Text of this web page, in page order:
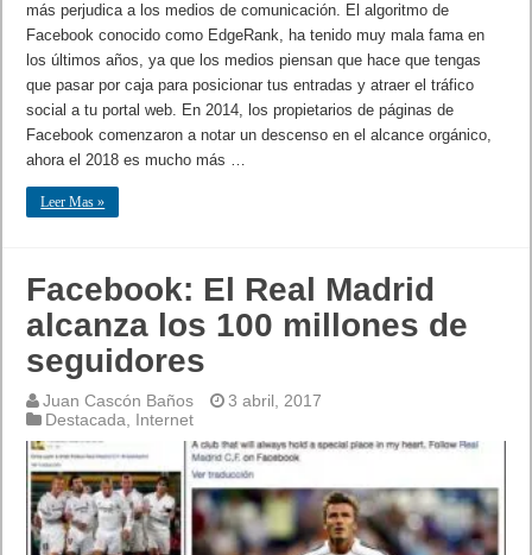
más perjudica a los medios de comunicación. El algoritmo de
Facebook conocido como EdgeRank, ha tenido muy mala fama en
los últimos años, ya que los medios piensan que hace que tengas
que pasar por caja para posicionar tus entradas y atraer el tráfico
social a tu portal web. En 2014, los propietarios de páginas de
Facebook comenzaron a notar un descenso en el alcance orgánico,
ahora el 2018 es mucho más …
Leer Mas »
Facebook: El Real Madrid
alcanza los 100 millones de
seguidores
Juan Cascón Baños
3 abril, 2017
Destacada, Internet